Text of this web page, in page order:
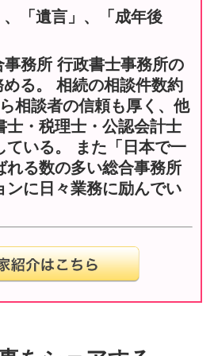
、「遺言」、「成年後
事務所 行政書士事務所の
る。 相続の相談件数約
相談者の信頼も厚く、他
士・税理士・公認会計士
ている。 また「日本で一
れる数の多い総合事務所
ンに日々業務に励んでい